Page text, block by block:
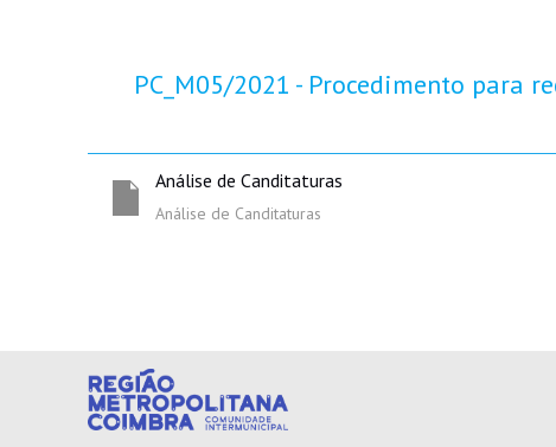
PC_M05/2021 - Procedimento para
Análise de Canditaturas
Análise de Canditaturas